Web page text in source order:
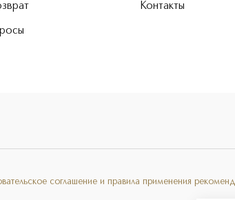
Контакты
соглашение и правила применения